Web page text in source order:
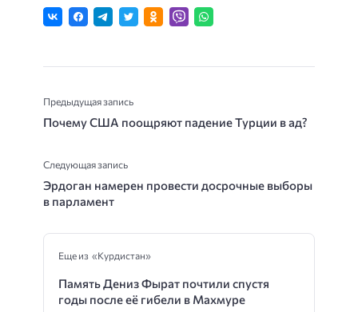
Предыдущая запись
Почему США поощряют падение Турции в ад?
Следующая запись
Эрдоган намерен провести досрочные выборы
в парламент
Еще из «Курдистан»
Память Дениз Фырат почтили спустя
годы после её гибели в Махмуре